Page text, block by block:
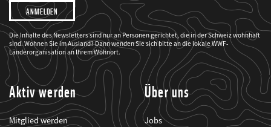
Ich
möchte,
dass
der
WWF
mich
über
seine
Projekte
informiert.
Die Inhalte des Newsletters sind nur an Personen gerichtet, die in der Schweiz wohnhaft
sind. Wohnen Sie im Ausland? Dann wenden Sie sich bitte an die lokale WWF-
Länderorganisation an Ihrem Wohnort.
Aktiv werden
Mitglied werden
Über uns
Jobs